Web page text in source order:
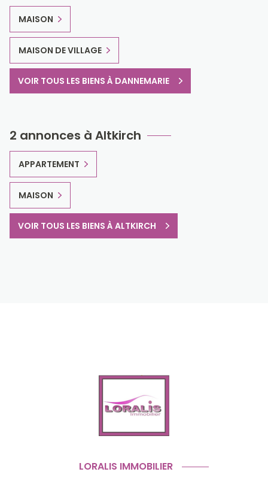
MAISON
MAISON DE VILLAGE
VOIR TOUS LES BIENS À DANNEMARIE
2 annonces à Altkirch
APPARTEMENT
MAISON
VOIR TOUS LES BIENS À ALTKIRCH
LORALIS IMMOBILIER